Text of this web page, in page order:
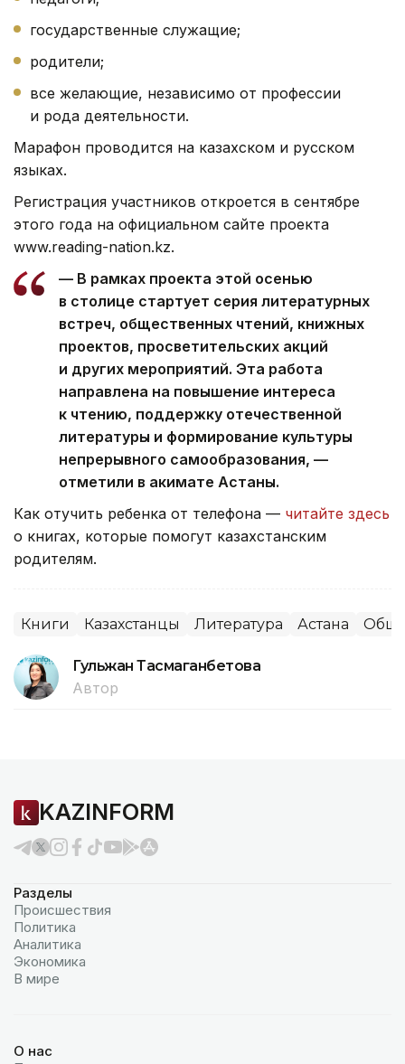
государственные служащие;
родители;
все желающие, независимо от профессии
и рода деятельности.
Марафон проводится на казахском и русском
языках.
Регистрация участников откроется в сентябре
этого года на официальном сайте проекта
www.reading-nation.kz.
— В рамках проекта этой осенью
в столице стартует серия литературных
встреч, общественных чтений, книжных
проектов, просветительских акций
и других мероприятий. Эта работа
направлена на повышение интереса
к чтению, поддержку отечественной
литературы и формирование культуры
непрерывного самообразования, —
отметили в акимате Астаны.
Как отучить ребенка от телефона — читайте здесь
о книгах, которые помогут казахстанским
родителям.
Книги Казахстанцы Литература Астана
Гульжан Тасмаганбетова
Автор
KAZINFORM
Разделы
Происшествия
Политика
Аналитика
Экономика
В мире
О нас